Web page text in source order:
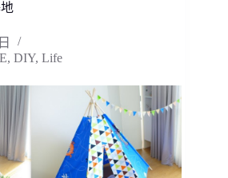
, DIY, Life